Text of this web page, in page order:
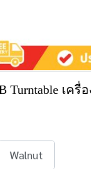
Turntable เครื่
Walnut